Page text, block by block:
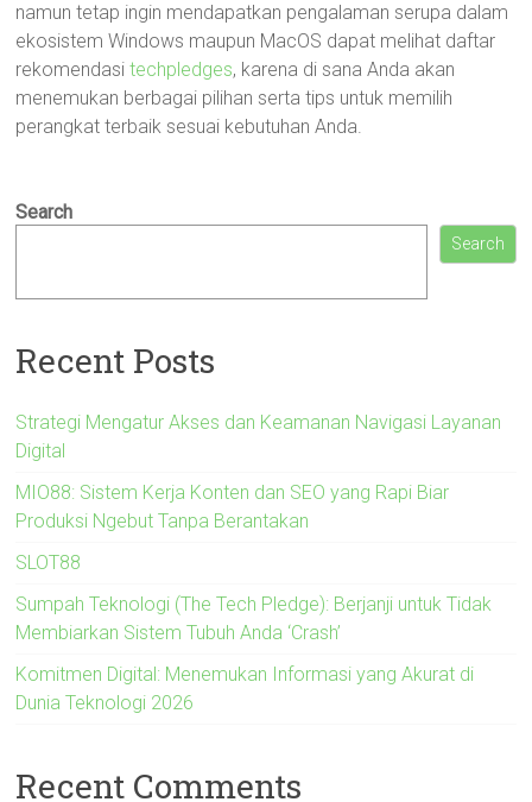
namun tetap ingin mendapatkan pengalaman serupa dalam
ekosistem Windows maupun MacOS dapat melihat daftar
rekomendasitechpledges, karena di sana Anda akan
menemukan berbagai pilihan serta tips untuk memilih
perangkat terbaik sesuai kebutuhan Anda.
Search
Search
Recent Posts
Strategi Mengatur Akses dan Keamanan Navigasi Layanan
Digital
MIO88: Sistem Kerja Konten dan SEO yang Rapi Biar
Produksi Ngebut Tanpa Berantakan
SLOT88
Sumpah Teknologi (The Tech Pledge): Berjanji untuk Tidak
Membiarkan Sistem Tubuh Anda ‘Crash’
Komitmen Digital: Menemukan Informasi yang Akurat di
Dunia Teknologi 2026
Recent Comments